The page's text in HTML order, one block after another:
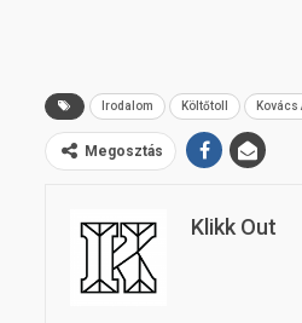
Irodalom Költőtoll Kovács
Megosztás
Klikk Out